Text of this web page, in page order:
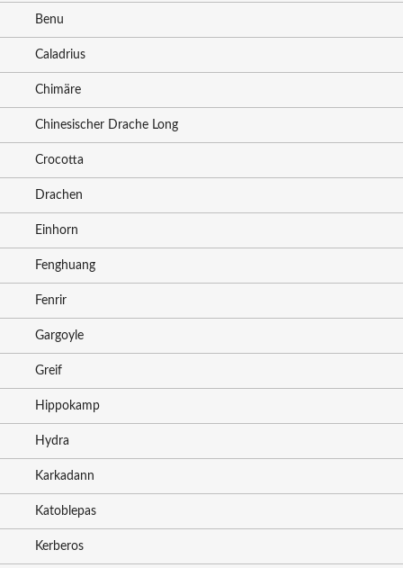
Benu
Caladrius
Chimäre
Chinesischer Drache Long
Crocotta
Drachen
Einhorn
Fenghuang
Fenrir
Gargoyle
Greif
Hippokamp
Hydra
Karkadann
Katoblepas
Kerberos